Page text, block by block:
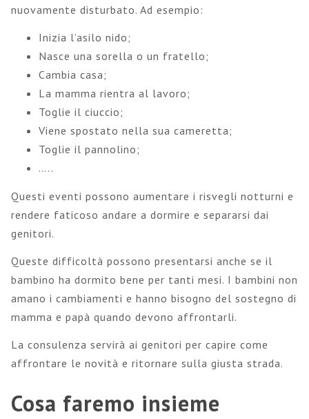
nuovamente disturbato. Ad esempio:
Inizia l’asilo nido;
Nasce una sorella o un fratello;
Cambia casa;
La mamma rientra al lavoro;
Toglie il ciuccio;
Viene spostato nella sua cameretta;
Toglie il pannolino;
…..
Questi eventi possono aumentare i risvegli notturni e
rendere faticoso andare a dormire e separarsi dai
genitori.
Queste difficoltà possono presentarsi anche se il
bambino ha dormito bene per tanti mesi. I bambini non
amano i cambiamenti e hanno bisogno del sostegno di
mamma e papà quando devono affrontarli.
La consulenza servirà ai genitori per capire come
affrontare le novità e ritornare sulla giusta strada.
Cosa faremo insieme